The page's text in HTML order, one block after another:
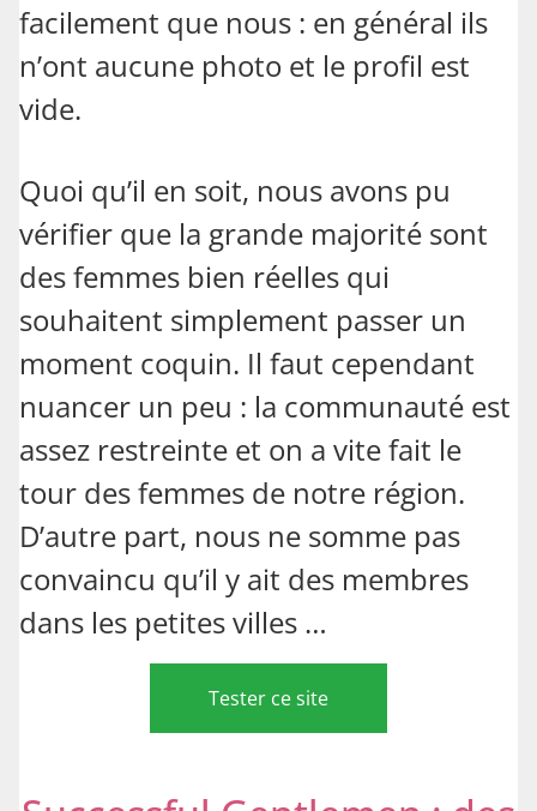
facilement que nous : en général ils
n’ont aucune photo et le profil est
vide.
Quoi qu’il en soit, nous avons pu
vérifier que la grande majorité sont
des femmes bien réelles qui
souhaitent simplement passer un
moment coquin. Il faut cependant
nuancer un peu : la communauté est
assez restreinte et on a vite fait le
tour des femmes de notre région.
D’autre part, nous ne somme pas
convaincu qu’il y ait des membres
dans les petites villes …
Tester ce site